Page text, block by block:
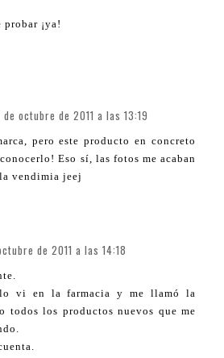
probar ¡ya!
de octubre de 2011 a las 13:19
pero este producto en concreto
Eso sí, las fotos me acaban
vendimia jeej
de 2011 a las 14:18
vi en la farmacia y me llamó la
todos los productos nuevos que me